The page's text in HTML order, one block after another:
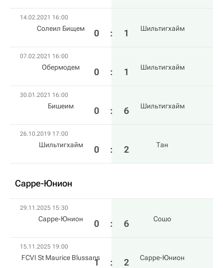
14.02.2021 16:00
Солеил Бищем 0 : 1 Шильтигхайм
07.02.2021 16:00
Обермодем 0 : 1 Шильтигхайм
30.01.2021 16:00
Бишеим 0 : 6 Шильтигхайм
26.10.2019 17:00
Шильтигхайм 0 : 2 Тан
Сарре-Юнион
29.11.2025 15:30
Сарре-Юнион 0 : 6 Сошо
15.11.2025 19:00
FCVI St Maurice Blussans
1 : 2 Сарре-Юнион